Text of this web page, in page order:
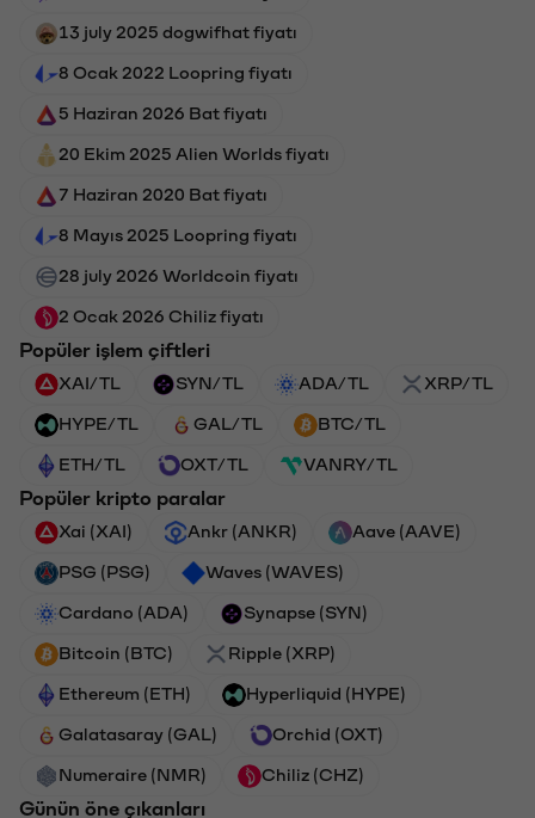
13 july 2025 dogwifhat fiyatı
8 Ocak 2022 Loopring fiyatı
5 Haziran 2026 Bat fiyatı
20 Ekim 2025 Alien Worlds fiyatı
7 Haziran 2020 Bat fiyatı
8 Mayıs 2025 Loopring fiyatı
28 july 2026 Worldcoin fiyatı
2 Ocak 2026 Chiliz fiyatı
Popüler işlem çiftleri
XAI/TL SYN/TL ADA/TL XRP/TL
HYPE/TL GAL/TL BTC/TL
ETH/TL OXT/TL VANRY/TL
Popüler kripto paralar
Xai (XAI) Ankr (ANKR) Aave (AAVE)
PSG (PSG) Waves (WAVES)
Cardano (ADA) Synapse (SYN)
Bitcoin (BTC) Ripple (XRP)
Ethereum (ETH) Hyperliquid (HYPE)
Galatasaray (GAL) Orchid (OXT)
Numeraire (NMR) Chiliz (CHZ)
Günün öne çıkanları